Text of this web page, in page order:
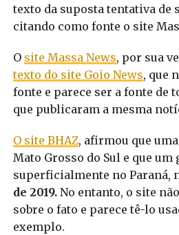
texto da suposta tentativa de
citando como fonte o site
O site Massa News, por sua
texto do site Goio News, que
fonte e parece ser a fonte de
que publicaram a mesma
O site BHAZ, afirmou que
Mato Grosso do Sul e que
superficialmente no Paraná,
de 2019.No entanto, o site
sobre o fato e parece tê-lo
exemplo.